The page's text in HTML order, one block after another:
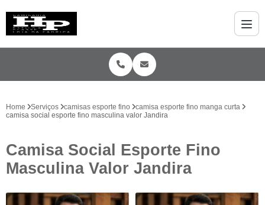
Home Serviços camisas esporte fino
camisa esporte fino manga curta
camisa social esporte fino masculina valor Jandira
Camisa Social Esporte Fino
Masculina Valor Jandira